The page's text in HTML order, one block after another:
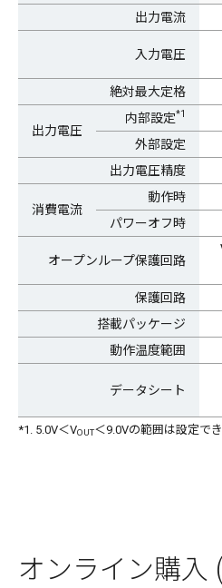
出力電流
入力電圧
絶対最大定格
出力電圧
内部設定*1
外部設定
出力電圧精度
消費電流
動作時
パワーオフ時
オープンループ保護回路
保護回路
搭載パッケージ
動作温度範囲
データシート
*1. 5.0V＜VOUT＜9.0Vの範囲は設定でき
オンライン購入